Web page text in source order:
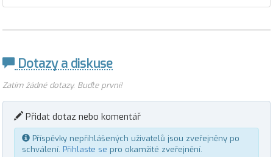
Dotazy a diskuse
Zatím žádné dotazy. Buďte první!
Přidat dotaz nebo komentář
Příspěvky nepřihlášených uživatelů jsou zveřejněny po
schválení. Přihlaste se pro okamžité zveřejnění.